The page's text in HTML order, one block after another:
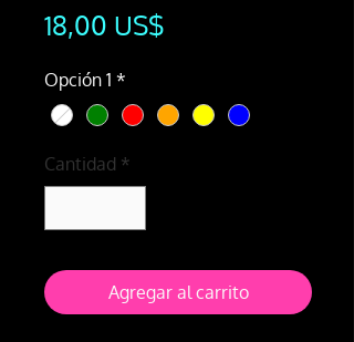
18,00 US$
Opción 1 *
Cantidad *
Agregar al carrito